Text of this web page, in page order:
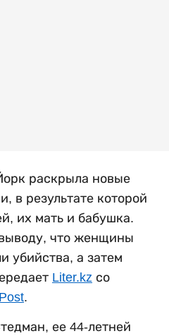
раскрыла новые
в результате которой
их мать и бабушка.
что женщины
убийства, а затем
Liter.kz со
.
ее 44-летней